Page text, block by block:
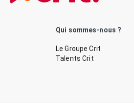
Qui sommes-nous ?
Le Groupe Crit
Talents Crit